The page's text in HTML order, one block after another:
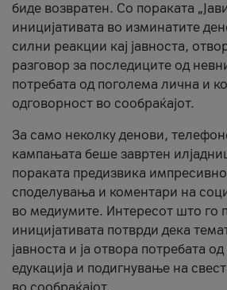
биде возвратен. Со пораката
иницијативата во изминатите
силни реакции кај јавноста,
разговор за последиците од
потребата од поголема лична и
одговорност во сообраќајот.
За само неколку денови,
кампањата беше завртен
пораката предизвика
споделувања и коментари на
во медиумите. Интересот што го
иницијативата потврди дека
јавноста и ја отвора потребата од
едукација и подигнување на